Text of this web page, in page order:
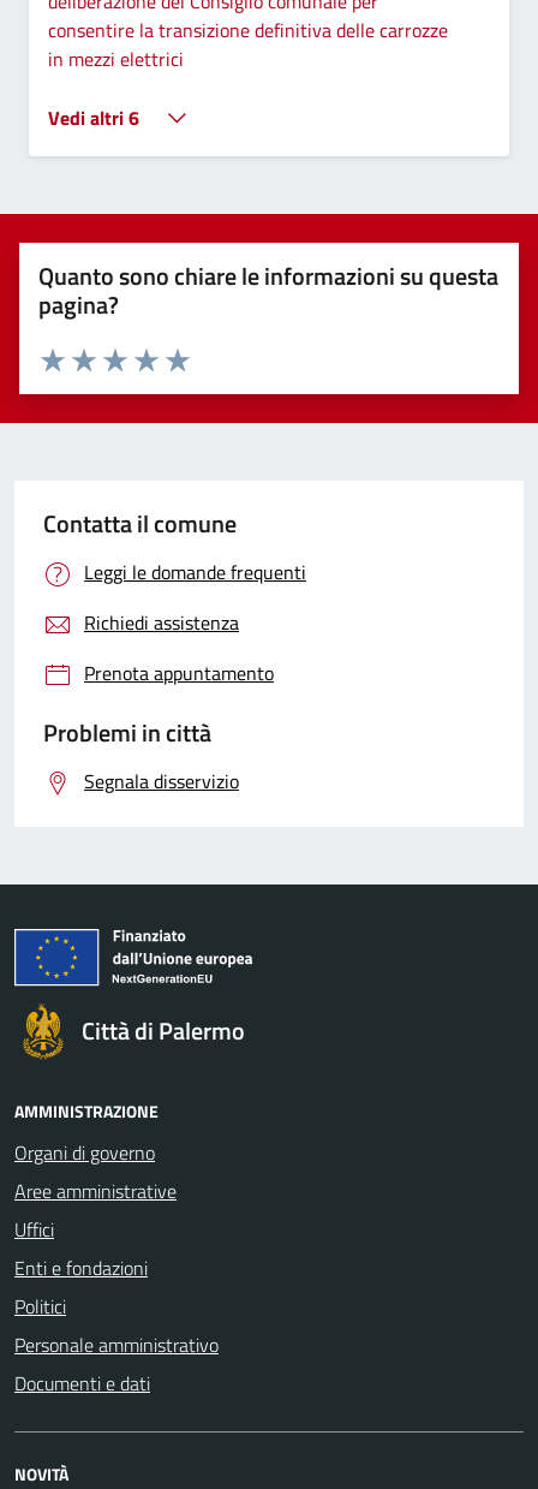
consentire la transizione definitiva delle carrozze
in mezzi elettrici
Vedi altri 6
Quanto sono chiare le informazioni su questa
pagina?
Valuta 5 stelle su 5
Valuta 4 stelle su 5
Valuta 3 stelle su 5
Valuta 2 stelle su 5
Valuta 1 stelle su 5
Contatta il comune
Leggi le domande frequenti
Richiedi assistenza
Prenota appuntamento
Problemi in città
Segnala disservizio
Città di Palermo
AMMINISTRAZIONE
Organi di governo
Aree amministrative
Uffici
Enti e fondazioni
Politici
Personale amministrativo
Documenti e dati
NOVITÀ